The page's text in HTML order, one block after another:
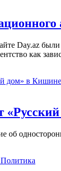
Day.az
как
Политика